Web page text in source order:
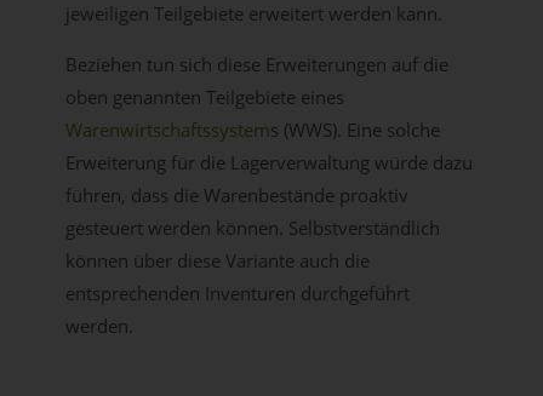
jeweiligen Teilgebiete erweitert werden kann.
Beziehen tun sich diese Erweiterungen auf die
oben genannten Teilgebiete eines
Warenwirtschaftssystems (WWS). Eine solche
Erweiterung für die Lagerverwaltung würde dazu
führen, dass die Warenbestände proaktiv
gesteuert werden können. Selbstverständlich
können über diese Variante auch die
entsprechenden Inventuren durchgeführt
werden.